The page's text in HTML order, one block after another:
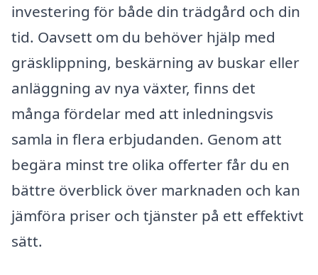
investering för både din trädgård och din
tid. Oavsett om du behöver hjälp med
gräsklippning, beskärning av buskar eller
anläggning av nya växter, finns det
många fördelar med att inledningsvis
samla in flera erbjudanden. Genom att
begära minst tre olika offerter får du en
bättre överblick över marknaden och kan
jämföra priser och tjänster på ett effektivt
sätt.